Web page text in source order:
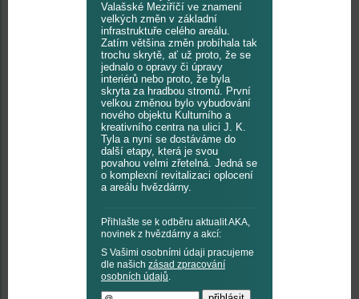
Valašské Meziříčí ve znamení
velkých změn v základní
infrastruktuře celého areálu.
Zatím většina změn probíhala tak
trochu skrytě, ať už proto, že se
jednalo o opravy či úpravy
interiérů nebo proto, že byla
skryta za hradbou stromů. První
velkou změnou bylo vybudování
nového objektu Kulturního a
kreativního centra na ulici J. K.
Tyla a nyní se dostáváme do
další etapy, která je svou
povahou velmi zřetelná. Jedná se
o komplexní revitalizaci oplocení
a areálu hvězdárny.
Přihlašte se k odběru aktualit AKA,
novinek z hvězdárny a akcí:
S Vašimi osobními údaji pracujeme
dle našich zásad zpracování
osobních údajů